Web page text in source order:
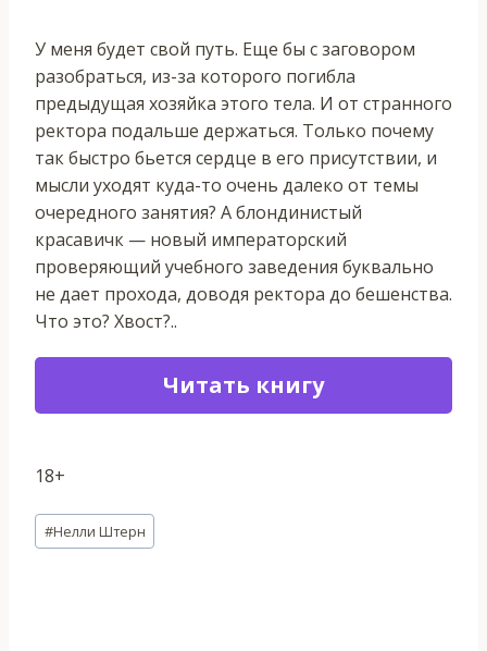
У меня будет свой путь. Еще бы с заговором
разобраться, из-за которого погибла
предыдущая хозяйка этого тела. И от странного
ректора подальше держаться. Только почему
так быстро бьется сердце в его присутствии, и
мысли уходят куда-то очень далеко от темы
очередного занятия? А блондинистый
красавичк — новый императорский
проверяющий учебного заведения буквально
не дает прохода, доводя ректора до бешенства.
Что это? Хвост?..
Читать книгу
18+
Метки
записи:
#Нелли Штерн